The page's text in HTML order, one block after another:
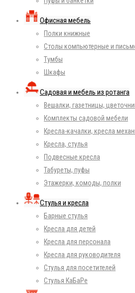
Офисная мебель
Полки книжные
Столы компьютерные и
Тумбы
Шкафы
Садовая и мебель из ротанга
Вешалки, газетницы,
Комплекты садовой мебели
Кресла-качалки, кресла
Кресла, стулья
Подвесные кресла
Табуреты, пуфы
Этажерки, комоды, полки
Стулья и кресла
Барные стулья
Кресла для детей
Кресла для персонала
Кресла для руководителя
Стулья для посетителей
Стулья КаБаРе